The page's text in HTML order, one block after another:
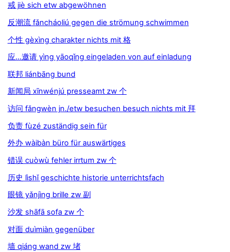
戒 jiè sich etw abgewöhnen
反潮流 fǎncháoliú gegen die strömung schwimmen
个性 gèxìng charakter nichts mit 格
应…邀请 yìng yāoqǐng eingeladen von auf einladung
联邦 liánbāng bund
新闻局 xīnwénjú presseamt zw 个
访问 fǎngwèn jn./etw besuchen besuch nichts mit 拜
负责 fùzé zuständig sein für
外办 wàibàn büro für auswärtiges
错误 cuòwù fehler irrtum zw 个
历史 lìshǐ geschichte historie unterrichtsfach
眼镜 yǎnjìng brille zw 副
沙发 shāfā sofa zw 个
对面 duìmiàn gegenüber
墙 qiáng wand zw 堵